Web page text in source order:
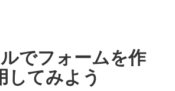
でフォームを作
してみよう